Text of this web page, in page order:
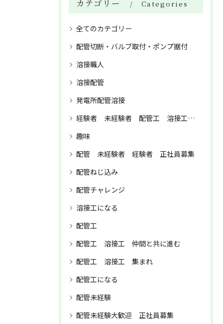
カテゴリー Categories
全てのカテゴリー
配管切断・バルブ取付・ポンプ据付
溶接職人
溶接配管
発電所配管溶接
経験者 未経験者 配管工 溶接工 正社員募集
趣味
配管 未経験者 経験者 正社員募集
配管ねじ込み
配管チャレンジ
溶接工になる
配管工
配管工 溶接工 仲間と共に進む
配管工 溶接工 集まれ
配管工になる
配管未経験
配管未経験大歓迎 正社員募集